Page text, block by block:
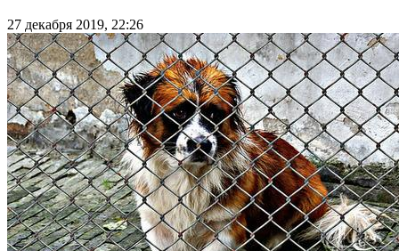
27 декабря 2019, 22:26